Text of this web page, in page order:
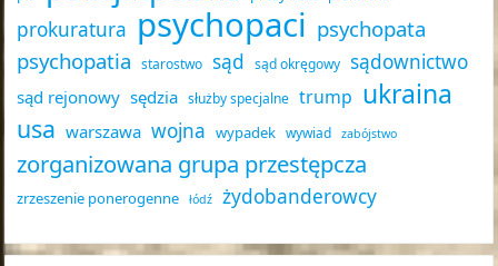
prokuratura psychopaci psychopata
psychopatia
starostwo sąd sąd okręgowy sądownictwo
sąd rejonowy sędzia służby specjalne trump ukraina
usa warszawa wojna wypadek wywiad zabójstwo
zorganizowana grupa przestępcza
zrzeszenie ponerogenne łódź żydobanderowcy